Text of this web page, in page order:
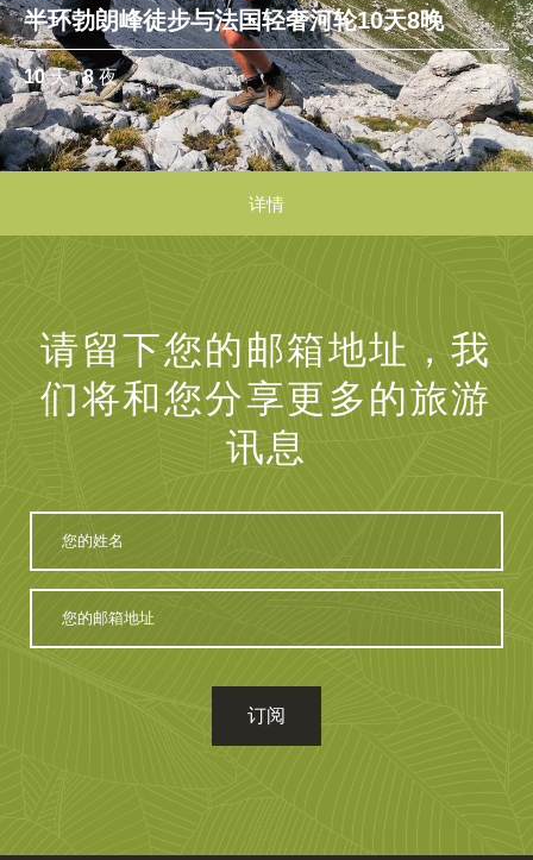
半环勃朗峰徒步与法国轻奢河轮10天8晚
10天 ,8夜
详情
请留下您的邮箱地址，我
们将和您分享更多的旅游
讯息
您
名
箱